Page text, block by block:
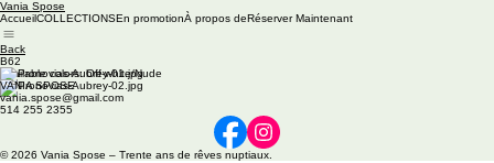
Vania Spose
AccueilCOLLECTIONSEn promotionÀ propos deRéserver Maintenant
Back
B62
Available colors: Off-white/Nude
VANIA SPOSE
vania.spose@gmail.com
514 255 2355
© 2026 Vania Spose – Trente ans de rêves nuptiaux.